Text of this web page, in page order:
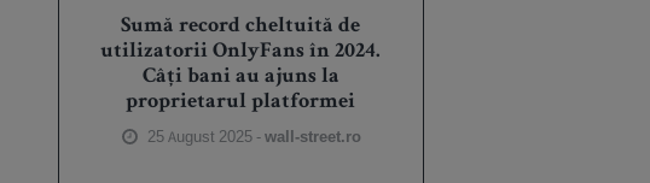
Sumă record cheltuită de
utilizatorii OnlyFans în 2024.
Câți bani au ajuns la
proprietarul platformei
25 August 2025 -wall-street.ro